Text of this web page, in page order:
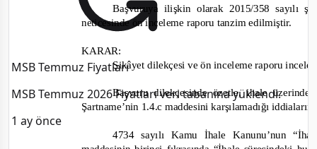
MSB Temmuz Fiyatları
MSB Temmuz 2026 Fiyatları veri tabanına yüklendi.
1 ay önce
Başvuruya ilişkin olarak 2015/358sayılı
neticesinde ön inceleme raporu tanzim edilmiştir.
KARAR:
Şikâyet dilekçesi ve ön inceleme raporu
Başvuru dilekçesinde özetle, ihale
Şartname’nin 1.4.c maddesini karşılamadığıi
4734 sayılı Kamu İhale Kanunu’nun